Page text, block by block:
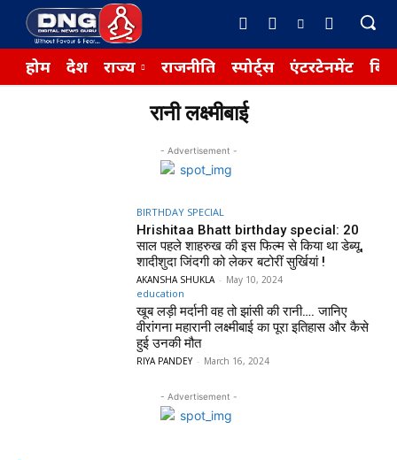
होम देश राज्य राजनीति स्पोर्ट्स एंटरटेनमेंट
रानी लक्ष्मीबाई
- Advertisement -
BIRTHDAY SPECIAL
Hrishitaa Bhatt birthday special: 20
साल पहले शाहरुख की इस फिल्म से किया था डेब्यू,
शादीशुदा जिंदगी को लेकर बटोरीं सुर्खियां !
AKANSHA SHUKLA - May 10, 2024
education
खूब लड़ी मर्दानी वह तो झांसी की रानी…. जानिए
वीरांगना महारानी लक्ष्मीबाई का पूरा इतिहास और कैसे
हुई उनकी मौत
RIYA PANDEY - March 16, 2024
- Advertisement -